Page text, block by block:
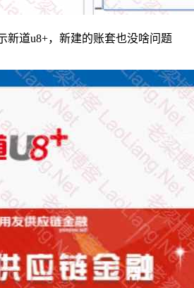
新道u8+，新建的账套也没啥问题